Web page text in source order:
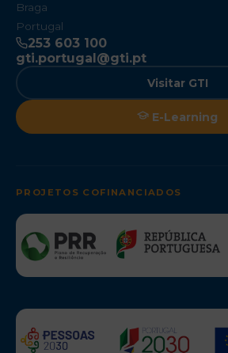
Braga
Portugal
253 603 100
gti.portugal@gti.pt
Visitar GTI
E-Learning
PROJETOS COFINANCIADOS